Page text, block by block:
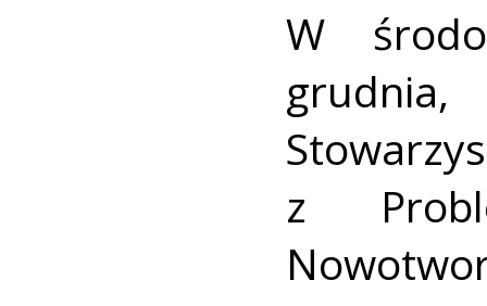
W
z